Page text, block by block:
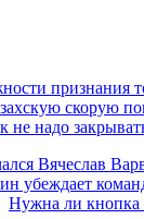
признания
скорую
не надо
Вячеслав
убеждает
Нужна ли кнопка